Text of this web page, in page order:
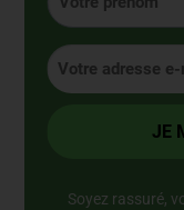
Soyez rassuré,